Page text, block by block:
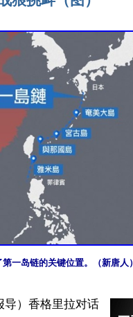
一岛链的关键位置。（新唐人）
导）香格里拉对话